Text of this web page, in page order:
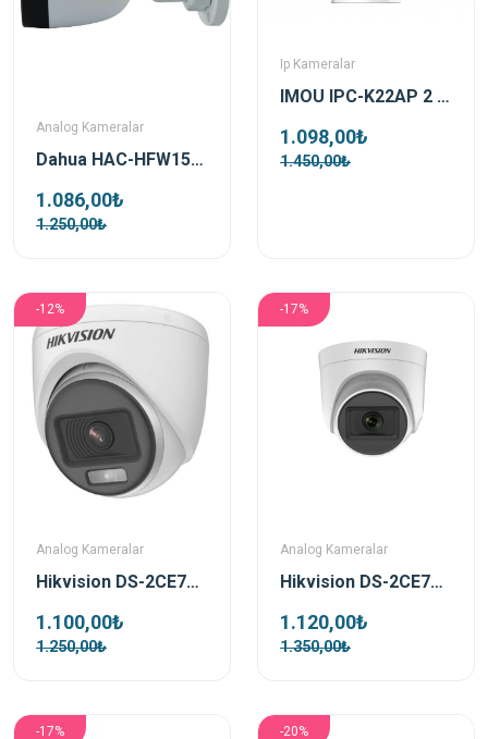
Analog Kameralar
Dahua HAC-HFW1500CP-0360B-S2 5 MP 3.6mm IR Bullet Analog Güvenlik Kamerası
1.086,00₺
1.250,00₺
Ip Kameralar
IMOU IPC-K22AP 2 MP 2.8 mm PoE Küp Kamera
1.098,00₺
1.450,00₺
-12%
Analog Kameralar
Hikvision DS-2CE70DF0T-PF TVI 2Mp 1080p 3.6 Mm Sabit Lensli Colorvu Ir Turret Güvenlik Kamerası
1.100,00₺
1.250,00₺
-17%
Analog Kameralar
Hikvision DS-2CE76H0T-ITPF TVI 5 Mp 3.6 Mm Dome Kamera
1.120,00₺
1.350,00₺
-17% -20%